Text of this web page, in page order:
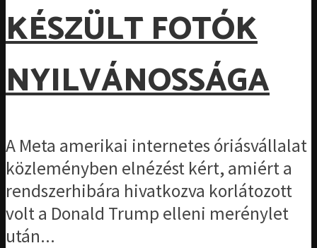
KÉSZÜLT FOTÓK
NYILVÁNOSSÁGA
A Meta amerikai internetes óriásvállalat
közleményben elnézést kért, amiért a
rendszerhibára hivatkozva korlátozott
volt a Donald Trump elleni merénylet
után...